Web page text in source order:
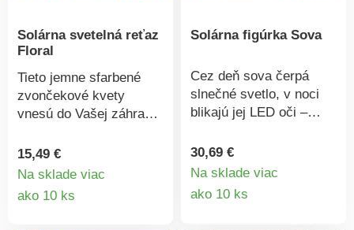
Solárna svetelná reťaz
Floral
Tieto jemne sfarbené
zvončekové kvety
vnesú do Vašej záhrady
diód svieti teplou bielou
farbou – voliteľné medzi
blikajúcim svetlom.
15,49 €
Na sklade viac
ako 10 ks
Solárna figúrka Sova
Cez deň sova čerpá
slnečné svetlo, v noci
blikajú jej LED oči –
vtipný doplnok z
polyrezínu odolného
do záhrady, na terasu
30,69 €
Na sklade viac
ako 10 ks